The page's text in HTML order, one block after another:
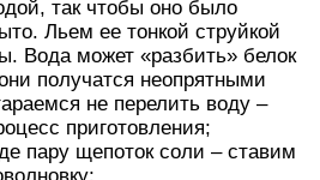
так чтобы оно было
Льем ее тонкой струйкой
Вода может «разбить» белок
получатся неопрятными
не перелить воду –
приготовления;
пару щепоток соли – ставим